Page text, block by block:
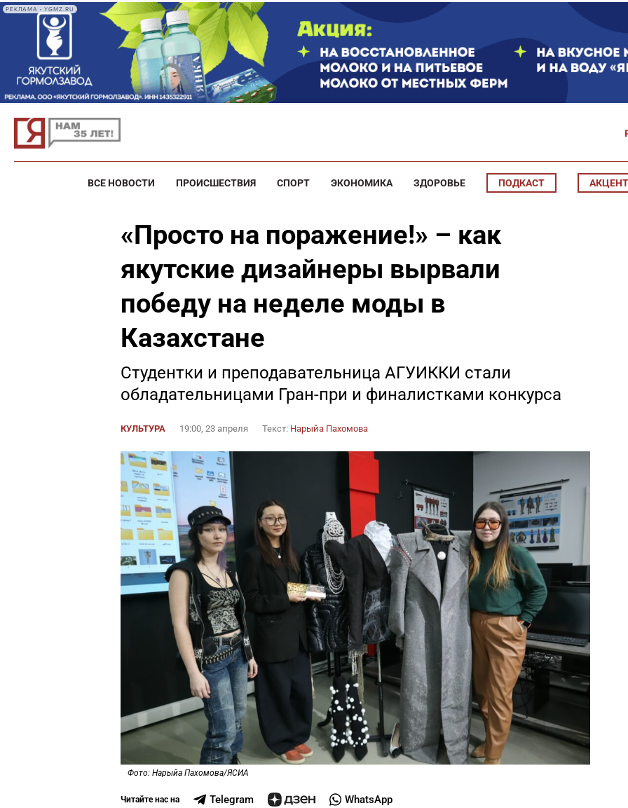
РЕКЛАМА • YGMZ.RU
ВСЕ НОВОСТИ ПРОИСШЕСТВИЯ СПОРТ ЭКОНОМИКА ЗДОРОВЬЕ ПОДКАСТ АКЦЕНТ
«Просто на поражение!» – как
якутские дизайнеры вырвали
победу на неделе моды в
Казахстане
Студентки и преподавательница АГУИККИ стали
обладательницами Гран-при и финалистками конкурса
КУЛЬТУРА 19:00, 23 апреля Текст: Нарыйа Пахомова
Фото: Нарыйа Пахомова/ЯСИА
Читайте нас на Telegram WhatsApp